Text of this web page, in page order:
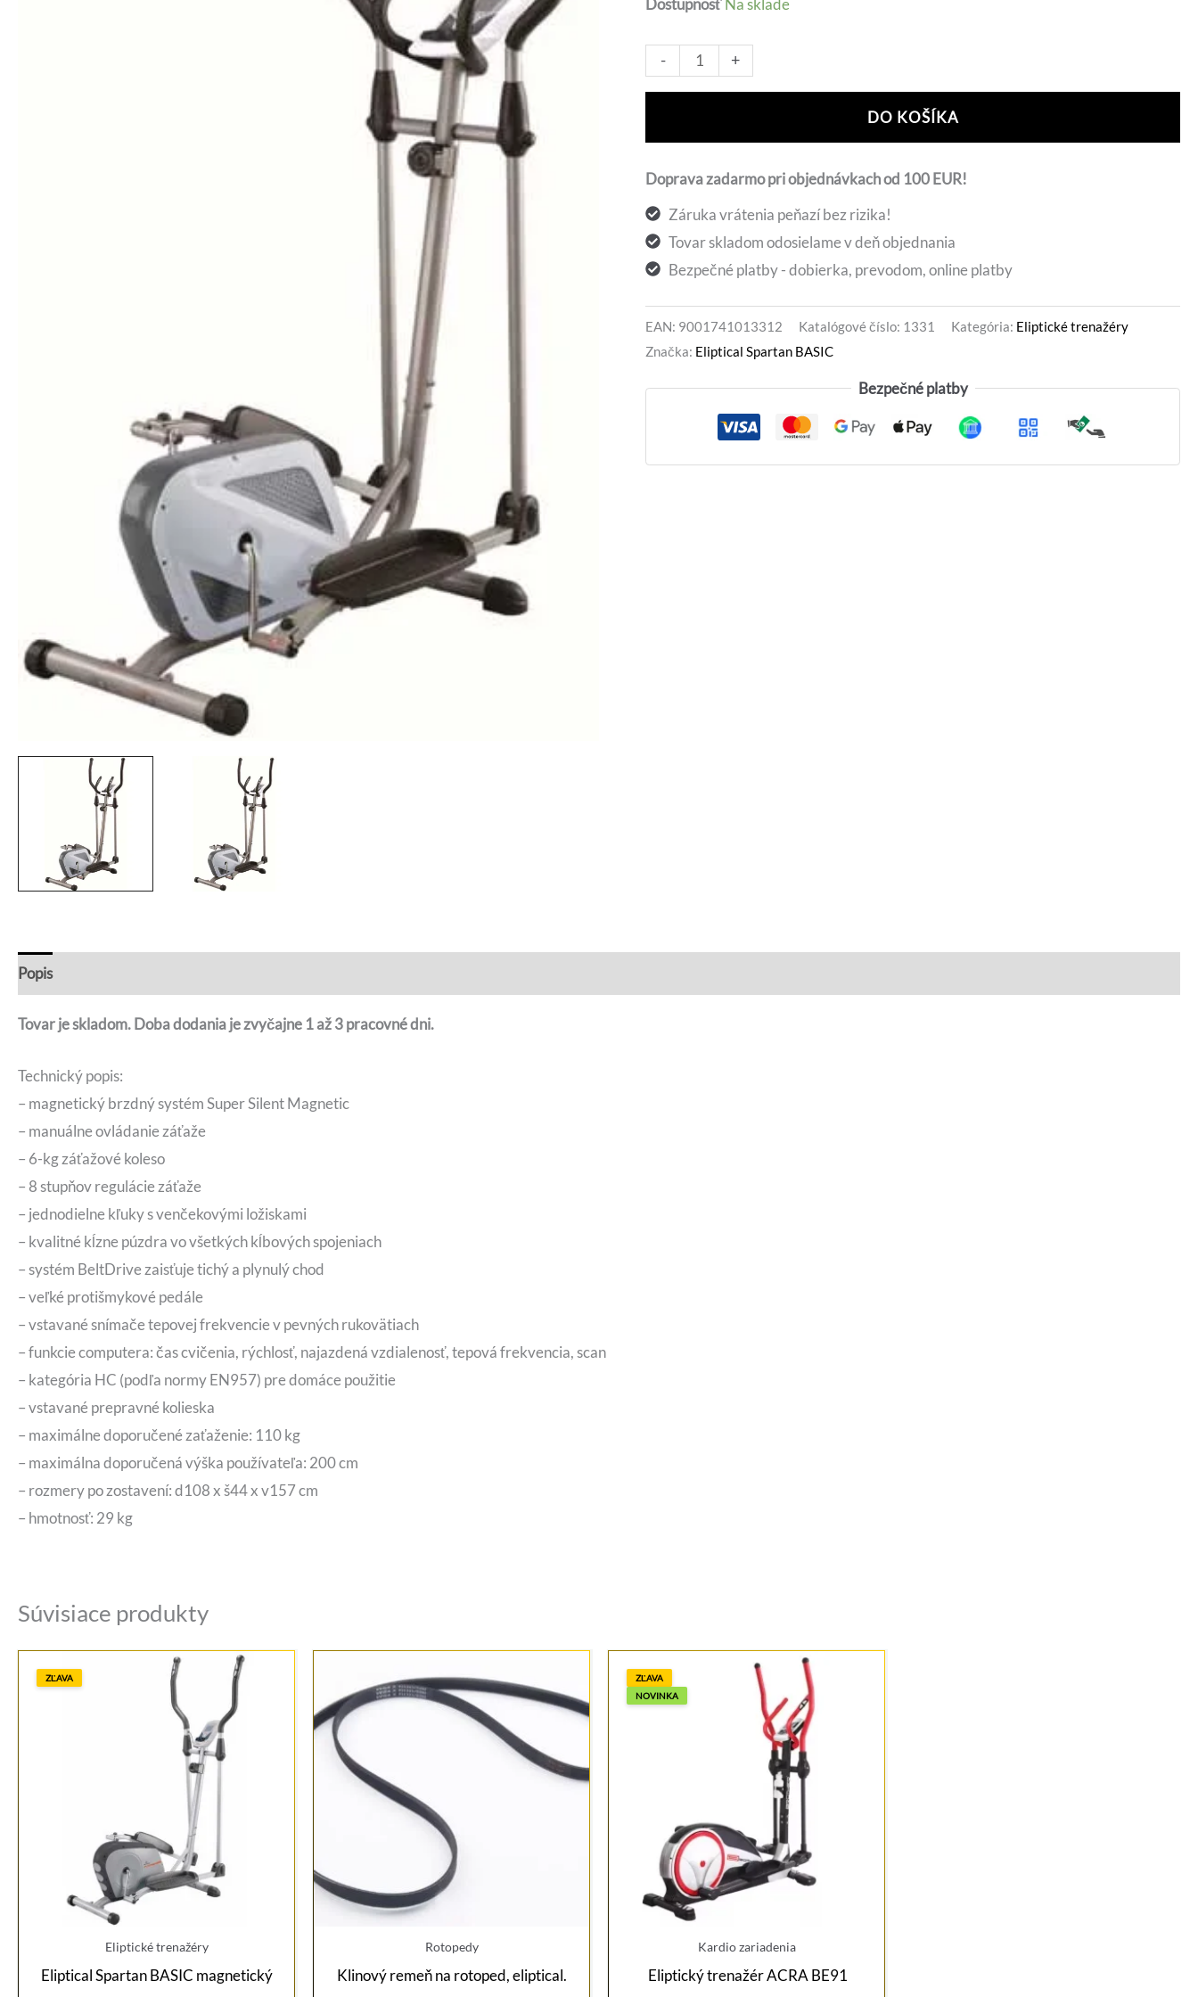
270,60 €.
DostupnosťNa sklade
-
množstvo
BASIC
+
DO KOŠÍKA
Doprava zadarmo pri objednávkach od 100 EUR!
Záruka vrátenia peňazí bez rizika!
Tovar skladom odosielame v deň objednania
Bezpečné platby - dobierka, prevodom, online platby
EAN: 9001741013312 Katalógové číslo: 1331 Kategória: Eliptické trenažéry
Značka: Eliptical Spartan BASIC
Bezpečné platby
Popis
Tovar je skladom. Doba dodania je zvyčajne 1 až 3 pracovné dni.
Technický popis:
– magnetický brzdný systém Super Silent Magnetic
– manuálne ovládanie záťaže
– 6-kg záťažové koleso
– 8 stupňov regulácie záťaže
– jednodielne kľuky s venčekovými ložiskami
– kvalitné kĺzne púzdra vo všetkých kĺbových spojeniach
– systém BeltDrive zaisťuje tichý a plynulý chod
– veľké protišmykové pedále
– vstavané snímače tepovej frekvencie v pevných rukovätiach
– funkcie computera: čas cvičenia, rýchlosť, najazdená vzdialenosť, tepová frekvencia, scan
– kategória HC (podľa normy EN957) pre domáce použitie
– vstavané prepravné kolieska
– maximálne doporučené zaťaženie: 110 kg
– maximálna doporučená výška používateľa: 200 cm
– rozmery po zostavení: d108 x š44 x v157 cm
– hmotnosť: 29 kg
Súvisiace produkty
ZĽAVA
Eliptické trenažéry
Eliptical Spartan BASIC magnetický
Rotopedy
Klinový remeň na rotoped, eliptical.
ZĽAVA
NOVINKA
Kardio zariadenia
Eliptický trenažér ACRA BE91